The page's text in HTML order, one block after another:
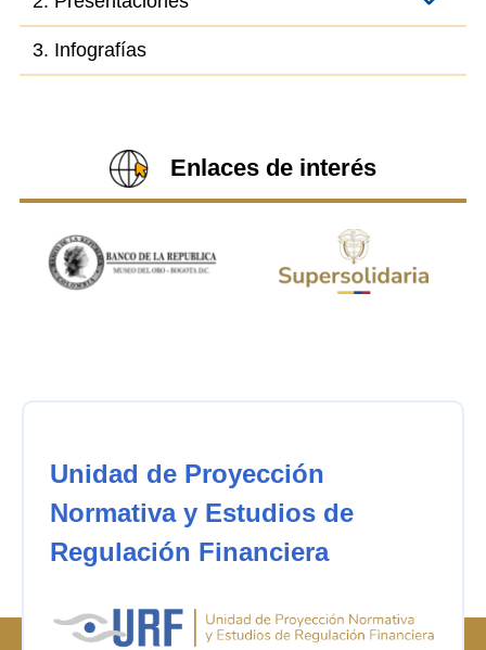
3. Infografías
Enlaces de interés
Unidad de Proyección
Normativa y Estudios de
Regulación Financiera